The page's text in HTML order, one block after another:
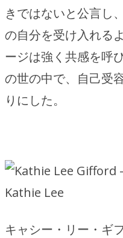
きではないと公言し
の自分を受け入れる
ージは強く共感を呼
の世の中で、自己受
りにした。
キャシー・リー・ギ